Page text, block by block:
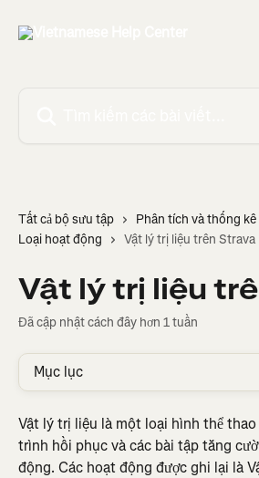
Tất cả bộ sưu tập
Phân tích và thống
Loại hoạt động
Vật lý trị liệu trên Strava
Vật lý trị liệu
Đã cập nhật cách đây hơn 1 tuần
Mục lục
Vật lý trị liệu là một loại hình thể
trình hồi phục và các bài tập tăng
động. Các hoạt động được ghi lại là